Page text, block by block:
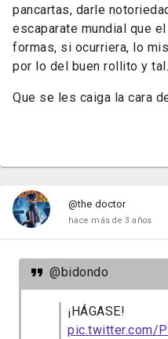
pancartas, darle
escaparate mundial que
formas, si ocurriera, lo
por lo del buen rollito y
Que se les caiga la cara
@the doctor
hace más de 3 años
@bidondo
¡HÁGASE!
pic.twitter.com/